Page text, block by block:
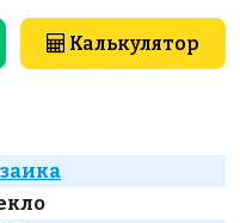
Калькулятор